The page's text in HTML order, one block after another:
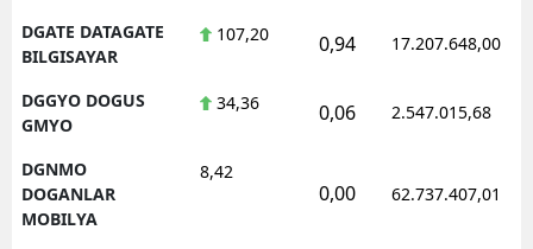
DGATE DATAGATE
BILGISAYAR
107,20 0,94 17.207.648,00
DGGYO DOGUS
GMYO
34,36 0,06 2.547.015,68
DGNMO
DOGANLAR
MOBILYA
8,42
0,00 62.737.407,01